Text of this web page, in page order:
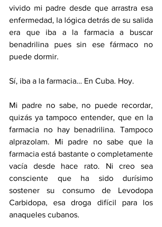
vivido mi padre desde que arrastra esa
enfermedad, la lógica detrás de su salida
era que iba a la farmacia a buscar
benadrilina pues sin ese fármaco no
puede dormir.
Sí, iba a la farmacia… En Cuba. Hoy.
Mi padre no sabe, no puede recordar,
quizás ya tampoco entender, que en la
farmacia no hay benadrilina. Tampoco
alprazolam. Mi padre no sabe que la
farmacia está bastante o completamente
vacía desde hace rato. Ni creo sea
consciente que ha sido durísimo
sostener su consumo de Levodopa
Carbidopa, esa droga difícil para los
anaqueles cubanos.